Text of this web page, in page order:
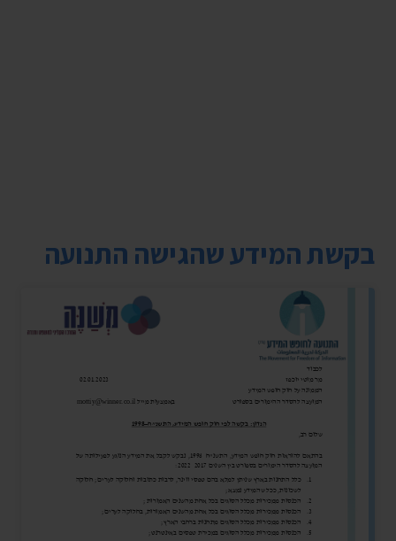
בקשת המידע שהגישה התנועה